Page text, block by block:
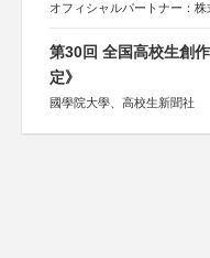
オフィシャルパートナー：
第30回 全国高校生創
定》
國學院大學、高校生新聞社